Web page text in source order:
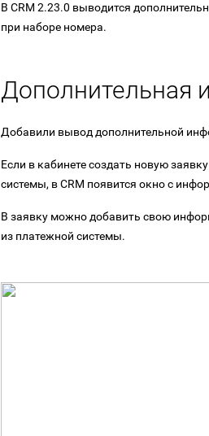
В CRM 2.23.0 выводится
при наборе номера.
Дополнительная
Добавили вывод дополнительной
Если в кабинете создать новую
системы, в CRM появится окно с
В заявку можно добавить свою
из платежной системы.